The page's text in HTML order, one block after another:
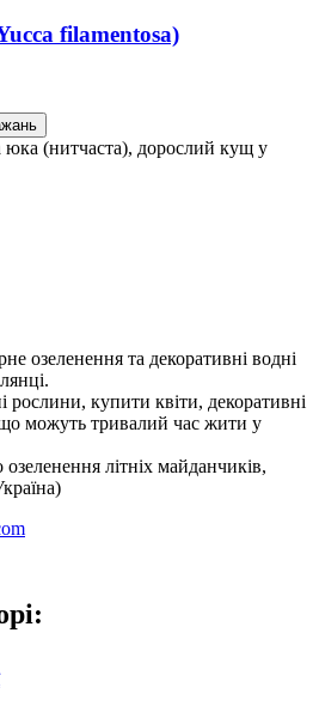
filamentosa)
юка (нитчаста), дорослий кущ у
озеленення та декоративні водні
купити квіти, декоративні
можуть тривалий час жити у
літніх майданчиків,